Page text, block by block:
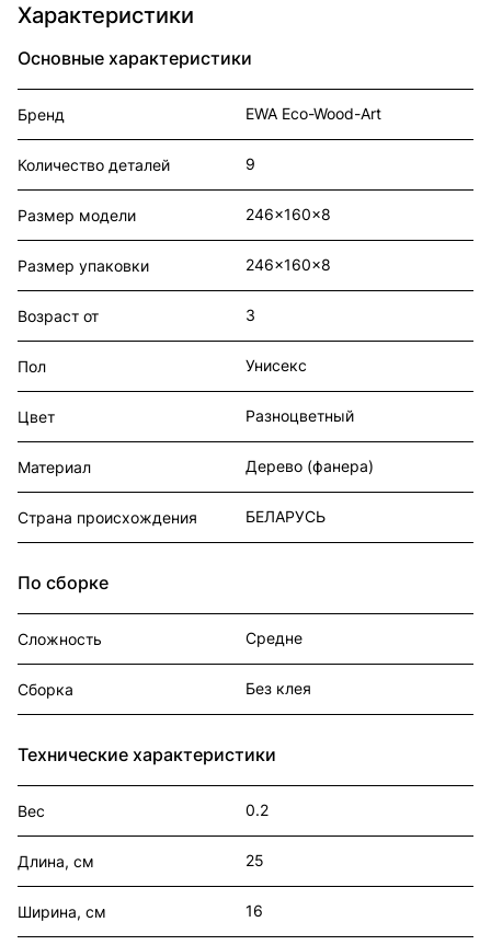
Характеристики
Основные характеристики
Бренд EWA Eco-Wood-Art
Количество деталей 9
Размер модели 246x160x8
Размер упаковки 246x160x8
Возраст от 3
Пол Унисекс
Цвет Разноцветный
Материал Дерево (фанера)
Страна происхождения БЕЛАРУСЬ
По сборке
Сложность Средне
Сборка Без клея
Технические характеристики
Вес 0.2
Длина, см 25
Ширина, см 16